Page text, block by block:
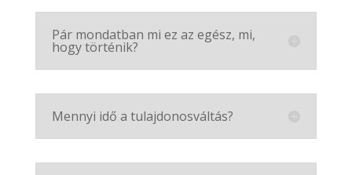
Pár mondatban mi ez az egész, mi,
hogy történik?
Mennyi idő a tulajdonosváltás?